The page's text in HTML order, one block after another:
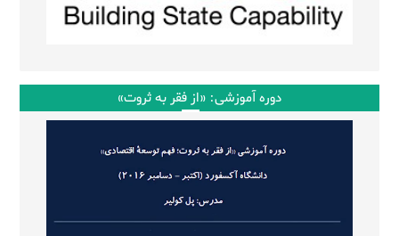
دوره آموزشی: «از فقر به ثروت»